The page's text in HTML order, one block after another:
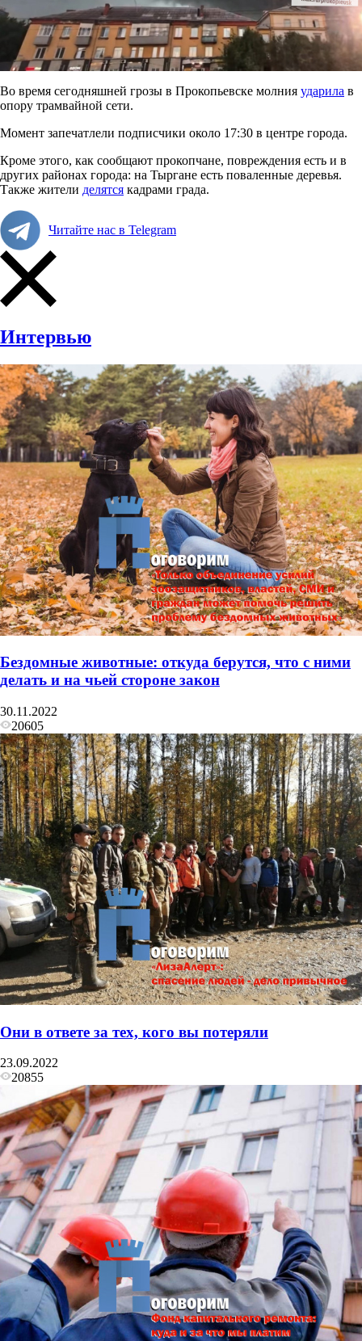
Во время сегодняшней грозы в Прокопьевске молния ударила в
опору трамвайной сети.
Момент запечатлели подписчики около 17:30 в центре города.
Кроме этого, как сообщают прокопчане, повреждения есть и в
других районах города: на Тыргане есть поваленные деревья.
Также жители делятся кадрами града.
Читайте нас в Telegram
Интервью
Бездомные животные: откуда берутся, что с ними
делать и на чьей стороне закон
30.11.2022
20605
Они в ответе за тех, кого вы потеряли
23.09.2022
20855